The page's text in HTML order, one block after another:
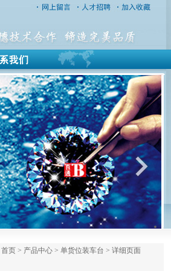
页 > 产品中心 > 单货位装车台 > 详细页面